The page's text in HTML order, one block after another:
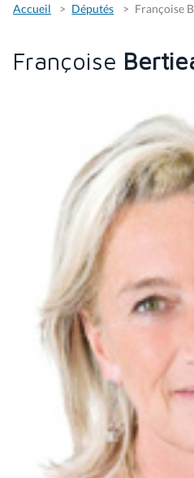
Accueil Députés Françoise
Françoise